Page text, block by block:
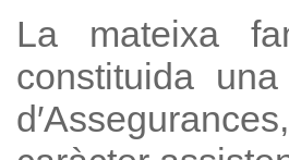
La mateixa
constituida